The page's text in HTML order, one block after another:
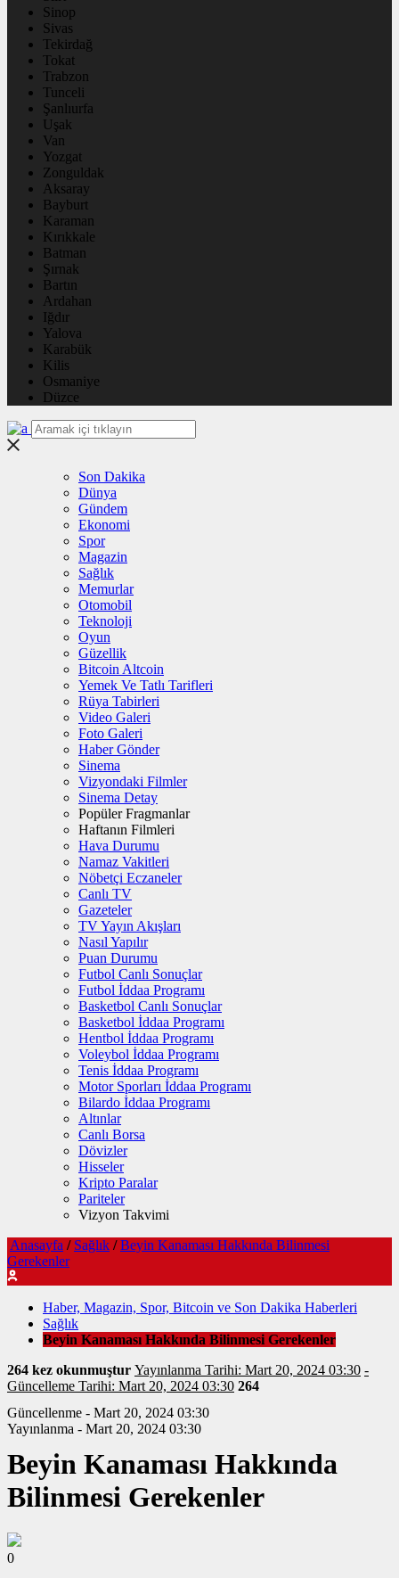
Sinop
Sivas
Tekirdağ
Tokat
Trabzon
Tunceli
Şanlıurfa
Uşak
Van
Yozgat
Zonguldak
Aksaray
Bayburt
Karaman
Kırıkkale
Batman
Şırnak
Bartın
Ardahan
Iğdır
Yalova
Karabük
Kilis
Osmaniye
Düzce
Son Dakika
Dünya
Gündem
Ekonomi
Spor
Magazin
Sağlık
Memurlar
Otomobil
Teknoloji
Oyun
Güzellik
Bitcoin Altcoin
Yemek Ve Tatlı Tarifleri
Rüya Tabirleri
Video Galeri
Foto Galeri
Haber Gönder
Sinema
Vizyondaki Filmler
Sinema Detay
Popüler Fragmanlar
Haftanın Filmleri
Hava Durumu
Namaz Vakitleri
Nöbetçi Eczaneler
Canlı TV
Gazeteler
TV Yayın Akışları
Nasıl Yapılır
Puan Durumu
Futbol Canlı Sonuçlar
Futbol İddaa Programı
Basketbol Canlı Sonuçlar
Basketbol İddaa Programı
Hentbol İddaa Programı
Voleybol İddaa Programı
Tenis İddaa Programı
Motor Sporları İddaa Programı
Bilardo İddaa Programı
Altınlar
Canlı Borsa
Dövizler
Hisseler
Kripto Paralar
Pariteler
Vizyon Takvimi
Anasayfa / Sağlık / Beyin Kanaması Hakkında Bilinmesi
Gerekenler
Haber, Magazin, Spor, Bitcoin ve Son Dakika Haberleri
Sağlık
Beyin Kanaması Hakkında Bilinmesi Gerekenler
264 kez okunmuştur Yayınlanma Tarihi: Mart 20, 2024 03:30 -
Güncelleme Tarihi: Mart 20, 2024 03:30 264
Güncellenme - Mart 20, 2024 03:30
Yayınlanma - Mart 20, 2024 03:30
Beyin Kanaması Hakkında
Bilinmesi Gerekenler
0